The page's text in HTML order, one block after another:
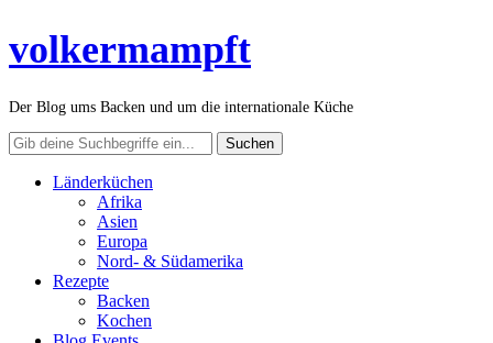
volkermampft
Der Blog ums Backen und um die internationale Küche
Länderküchen
Afrika
Asien
Europa
Nord- & Südamerika
Rezepte
Backen
Kochen